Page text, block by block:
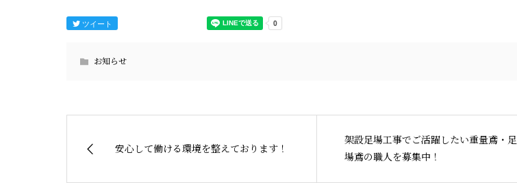
ツイート
お知らせ
安心して働ける環境を整えております！
架設足場工事でご活躍したい重量鳶・足
場鳶の職人を募集中！